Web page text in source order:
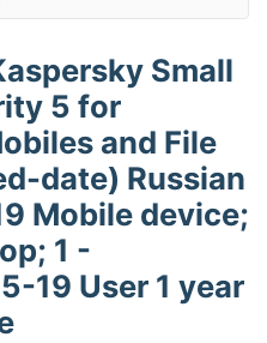
Small
5 for
and File
date) Russian
Mobile device;
1 -
19 User 1 year